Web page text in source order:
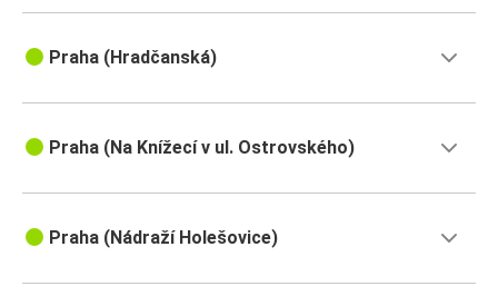
Praha (Hradčanská)
Praha (Na Knížecí v ul. Ostrovského)
Praha (Nádraží Holešovice)